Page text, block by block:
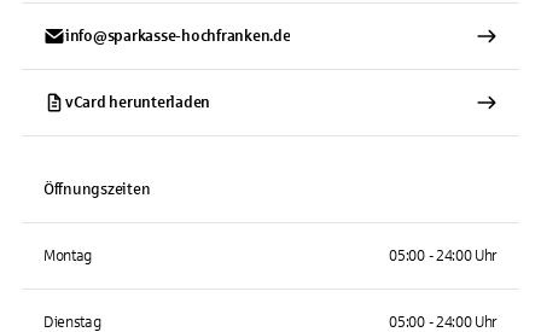
info@sparkasse-hochfranken.de
vCard herunterladen
Öffnungszeiten
Montag 05:00 - 24:00 Uhr
Dienstag 05:00 - 24:00 Uhr